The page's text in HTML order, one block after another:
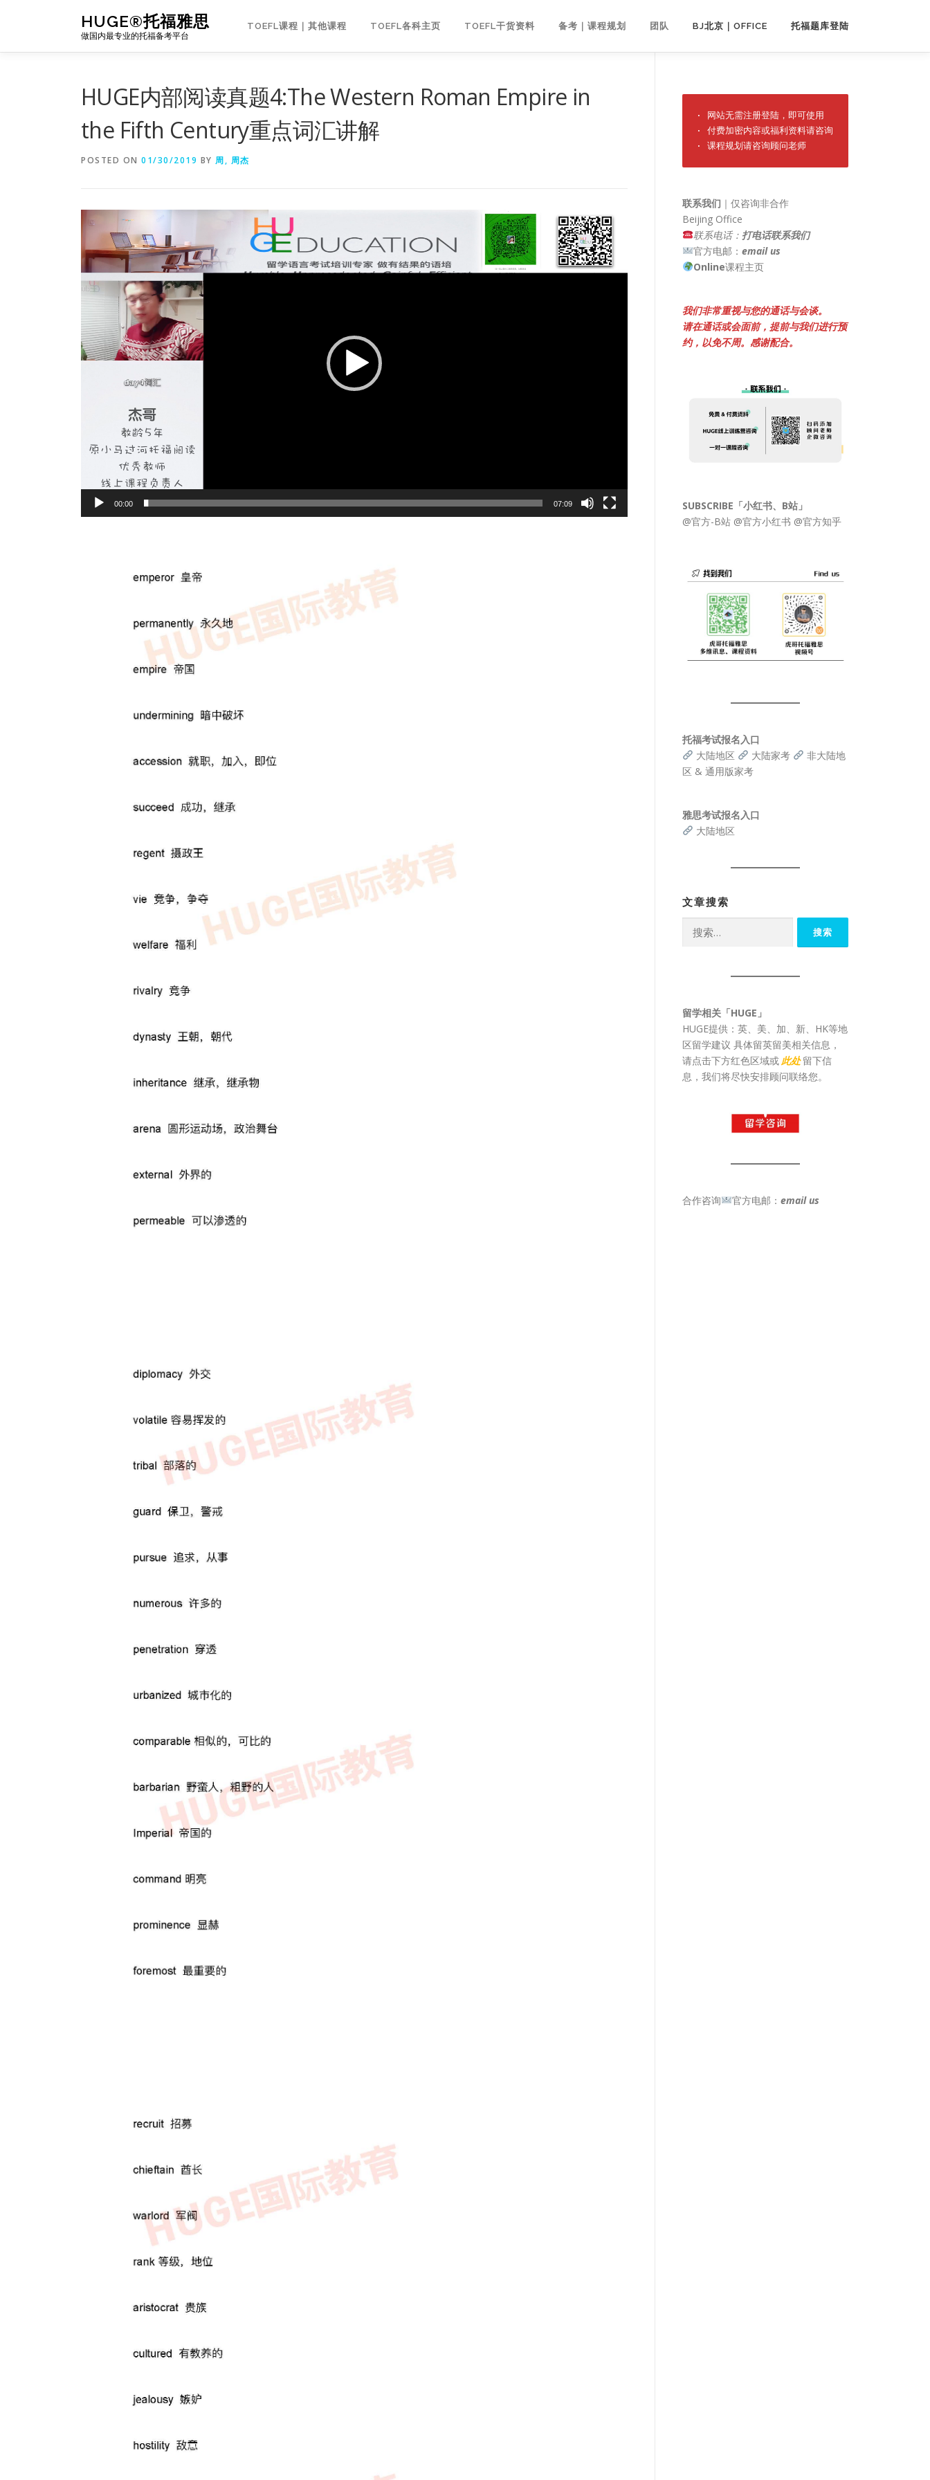
HUGE®托福雅思
做国内最专业的托福备考平台
TOEFL课程｜其他课程 TOEFL各科主页 TOEFL干货资料 备考｜课程规划 团队 BJ北京｜OFFICE 托福题库登陆
HUGE内部阅读真题4:The Western Roman Empire in
the Fifth Century重点词汇讲解
POSTED ON 01/30/2019 BY 周, 周杰
播
放
器
00:00 07:09
· 网站无需注册登陆，即可使用
· 付费加密内容或福利资料请咨询
· 课程规划请咨询顾问老师
联系我们 ｜仅咨询非合作
Beijing Office
联系电话： 打电话联系我们
官方电邮： email us
Online课程主页
我们非常重视与您的通话与会谈。
请在通话或会面前，提前与我们进行预
约，以免不周。感谢配合。
SUBSCRIBE「小红书、B站」
@官方-B站 @官方小红书 @官方知乎
托福考试报名入口
大陆地区
大陆家考
非大陆地
区 & 通用版家考
雅思考试报名入口
大陆地区
文章搜索
索：
留学相关「HUGE」
HUGE提供：英、美、加、新、HK等地
区留学建议 具体留英留美相关信息，
请点击下方红色区域或此处 留下信
息，我们将尽快安排顾问联络您。
合作咨询 官方电邮： email us